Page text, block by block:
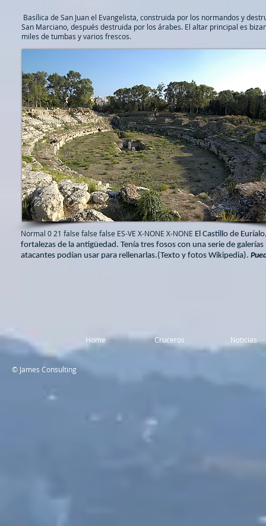
Basílica de San Juan el Evangelista, construida por los normandos y
San Marciano, después destruida por los árabes. El altar principal es
miles de tumbas y varios frescos.
Normal 0 21 false false false ES-VE X-NONE X-NONE El Castillo de
fortalezas de la antigüedad. Tenía tres fosos con una serie de
atacantes podían usar para rellenarlas.(Texto y fotos Wikipedia).
Home Cruceros Noticias
© James Consulting